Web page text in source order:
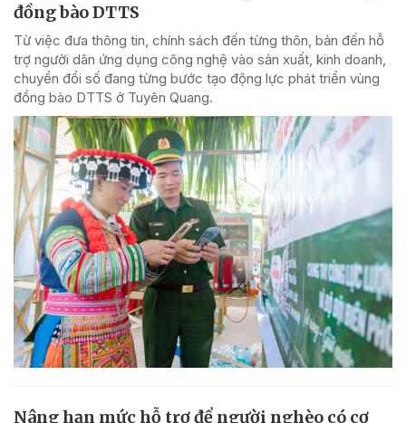
đồng bào DTTS
Từ việc đưa thông tin, chính sách đến từng thôn, bản đến hỗ
trợ người dân ứng dụng công nghệ vào sản xuất, kinh doanh,
chuyển đổi số đang từng bước tạo động lực phát triển vùng
đồng bào DTTS ở Tuyên Quang.
Nâng hạn mức hỗ trợ để người nghèo có cơ